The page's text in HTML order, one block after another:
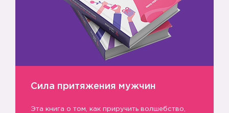
Сила притяжения мужчин
Эта книга о том, как приручить волшебство,